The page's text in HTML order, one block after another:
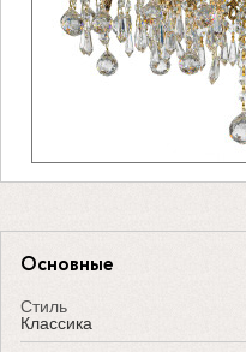
Основные
Стиль
Классика